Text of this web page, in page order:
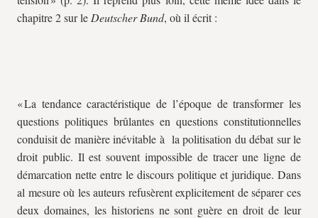
chapitre 2 sur le Deutscher Bund, où il écrit :
« La tendance caractéristique de l’époque de transformer les
questions politiques brûlantes en questions constitutionnelles
conduisit de manière inévitable à la politisation du débat sur le
droit public. Il est souvent impossible de tracer une ligne de
démarcation nette entre le discours politique et juridique. Dans
al mesure où les auteurs refusèrent explicitement de séparer ces
deux domaines, les historiens ne sont guère en droit de leur